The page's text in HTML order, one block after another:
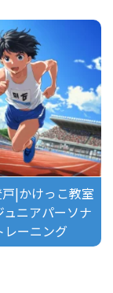
|かけっこ教室
ュニアパーソナ
レーニング